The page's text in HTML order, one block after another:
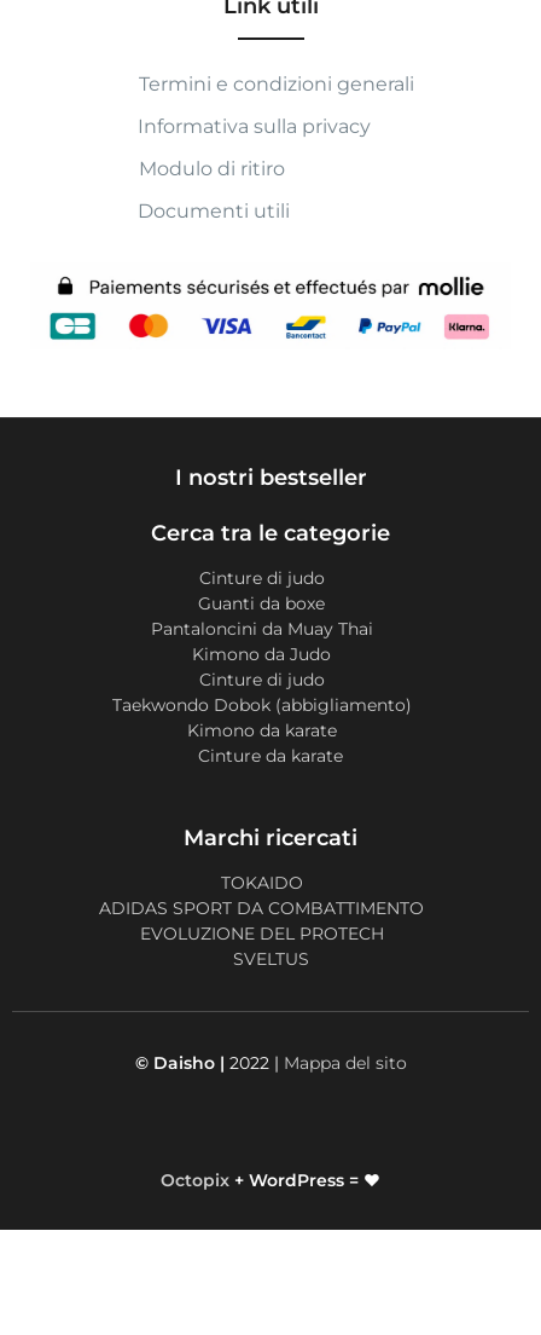
Link utili
Termini e condizioni generali
Informativa sulla privacy
Modulo di ritiro
Documenti utili
I nostri bestseller
Cerca tra le categorie
Cinture di judo
Guanti da boxe
Pantaloncini da Muay Thai
Kimono da Judo
Cinture di judo
Taekwondo Dobok (abbigliamento)
Kimono da karate
Cinture da karate
Marchi ricercati
TOKAIDO
ADIDAS SPORT DA COMBATTIMENTO
EVOLUZIONE DEL PROTECH
SVELTUS
© Daisho | 2022 | Mappa del sito
Octopix + WordPress = ❤